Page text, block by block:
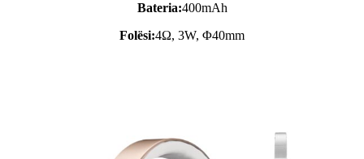
Bateria:400mAh
Folësi:4Ω, 3W, Φ40mm